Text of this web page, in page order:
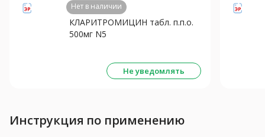
Нет в наличии
КЛАРИТРОМИЦИН табл. п.п.о.
500мг N5
Не уведомлять
Инструкция по применению